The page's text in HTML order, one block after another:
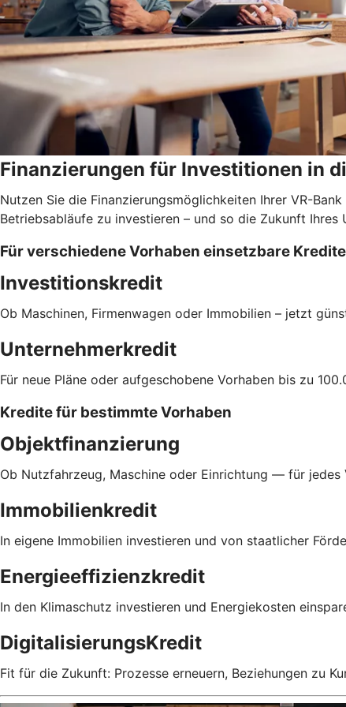
Finanzierungen für Investitionen in
Nutzen Sie die Finanzierungsmöglichkeiten Ihrer VR-
Betriebsabläufe zu investieren – und so die Zukunft Ihres
Für verschiedene Vorhaben einsetzbare Kredite
Investitionskredit
Ob Maschinen, Firmenwagen oder Immobilien – jetzt
Unternehmerkredit
Für neue Pläne oder aufgeschobene Vorhaben bis zu
Kredite für bestimmte Vorhaben
Objektfinanzierung
Ob Nutzfahrzeug, Maschine oder Einrichtung — für jedes
Immobilienkredit
In eigene Immobilien investieren und von staatlicher
Energieeffizienzkredit
In den Klimaschutz investieren und Energiekosten
DigitalisierungsKredit
Fit für die Zukunft: Prozesse erneuern, Beziehungen zu